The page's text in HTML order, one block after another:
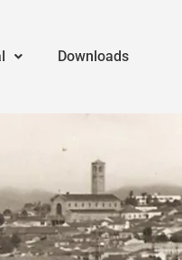
Downloads